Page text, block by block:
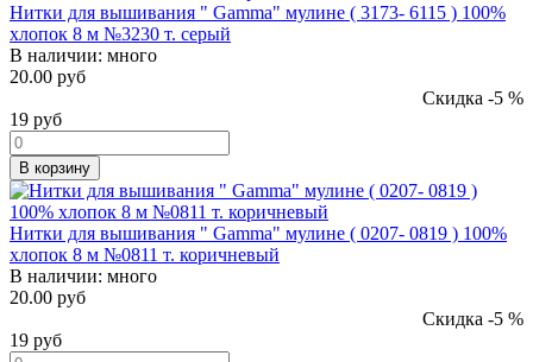
Нитки для вышивания " Gamma" мулине ( 3173- 6115 ) 100%
хлопок 8 м №3230 т. серый
В наличии: много
20.00 руб
Скидка -5 %
19 руб
В корзину
Нитки для вышивания " Gamma" мулине ( 0207- 0819 ) 100%
хлопок 8 м №0811 т. коричневый
В наличии: много
20.00 руб
Скидка -5 %
19 руб